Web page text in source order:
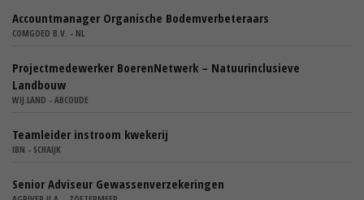
Accountmanager Organische Bodemverbeteraars
COMGOED B.V. - NL
Projectmedewerker BoerenNetwerk – Natuurinclusieve
Landbouw
WIJ.LAND - ABCOUDE
Teamleider instroom kwekerij
IBN - SCHAIJK
Senior Adviseur Gewassenverzekeringen